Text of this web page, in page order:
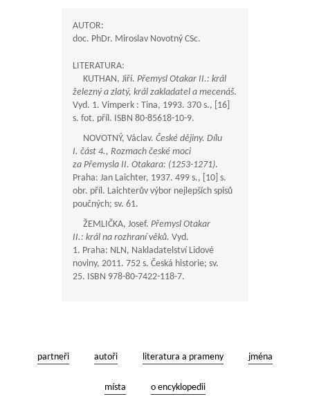
AUTOR:
doc. PhDr. Miroslav Novotný CSc.
LITERATURA:
KUTHAN, Jiří. Přemysl Otakar II.: král
železný a zlatý, král zakladatel a mecenáš.
Vyd. 1. Vimperk : Tina, 1993. 370 s., [16]
s. fot. příl. ISBN 80-85618-10-9.
NOVOTNÝ, Václav. České dějiny. Dílu
I. část 4., Rozmach české moci
za Přemysla II. Otakara: (1253-1271).
Praha: Jan Laichter, 1937. 499 s., [10] s.
obr. příl. Laichterův výbor nejlepších spisů
poučných; sv. 61.
ŽEMLIČKA, Josef. Přemysl Otakar
II.: král na rozhraní věků. Vyd.
1. Praha: NLN, Nakladatelství Lidové
noviny, 2011. 752 s. Česká historie; sv.
25. ISBN 978-80-7422-118-7.
partneři autoři literatura a prameny jména
místa o encyklopedii